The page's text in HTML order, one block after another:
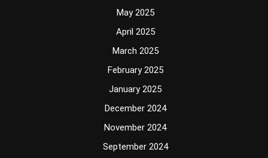
May 2025
April 2025
March 2025
February 2025
January 2025
December 2024
November 2024
September 2024